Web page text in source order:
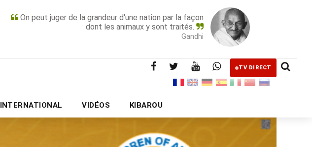
On peut juger de la grandeur d'une nation par la façon
dont les animaux y sont traités.
Gandhi
TV DIRECT
INTERNATIONAL VIDÉOS KIBAROU